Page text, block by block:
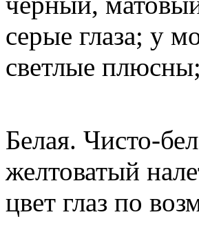
серые глаза; у
светлые
Белая. Чисто-
желтоватый
цвет глаз по